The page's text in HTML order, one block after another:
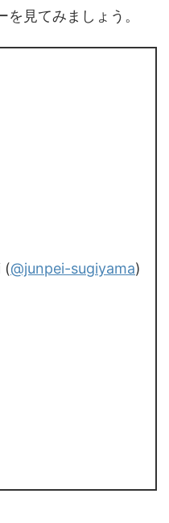
見てみましょう。
(@junpei-sugiyama)